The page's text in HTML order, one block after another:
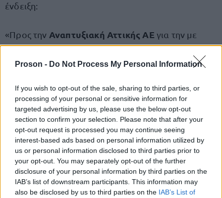
Proson - Do Not Process My Personal Information
If you wish to opt-out of the sale, sharing to third parties, or
processing of your personal or sensitive information for
targeted advertising by us, please use the below opt-out
section to confirm your selection. Please note that after your
opt-out request is processed you may continue seeing
interest-based ads based on personal information utilized by
us or personal information disclosed to third parties prior to
your opt-out. You may separately opt-out of the further
disclosure of your personal information by third parties on the
IAB’s list of downstream participants. This information may
also be disclosed by us to third parties on the IAB’s List of
ένδειξη:
«Προς την Αναπτυξιακή Αττικής ΑΕ για την με
αριθμ. πρωτ. 595/17-12-2025 Πρόσκληση
Εκδήλωσης Ενδιαφέροντος για τη σύναψη
Νομικού (κωδ.201), στο πλαίσιο υλοποίησης της υπ’
αριθμ. Πρωτ. 32856/23-10-2025 Προγραμματικής
Σύμβασης.».
Διαβάστε ολόκληρη την προκήρυξη των θέσεων
εργασίας,ΕΔΩ.